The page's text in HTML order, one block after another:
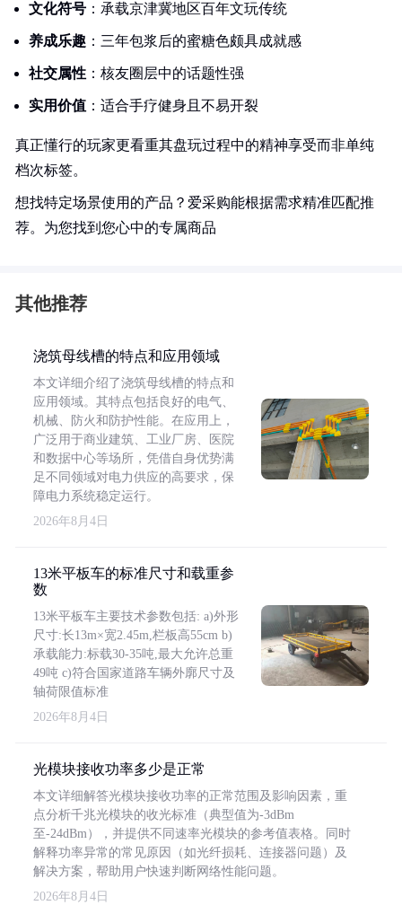
文化符号 ：承载京津冀地区百年文玩传统
养成乐趣 ：三年包浆后的蜜糖色颇具成就感
社交属性 ：核友圈层中的话题性强
实用价值 ：适合手疗健身且不易开裂
真正懂行的玩家更看重其盘玩过程中的精神享受而非单纯
档次标签。
想找特定场景使用的产品？爱采购能根据需求精准匹配推
荐。为您找到您心中的专属商品
其他推荐
浇筑母线槽的特点和应用领域
本文详细介绍了浇筑母线槽的特点和
应用领域。其特点包括良好的电气、
机械、防火和防护性能。在应用上，
广泛用于商业建筑、工业厂房、医院
和数据中心等场所，凭借自身优势满
足不同领域对电力供应的高要求，保
障电力系统稳定运行。
2026年8月4日
13米平板车的标准尺寸和载重参
数
13米平板车主要技术参数包括: a)外形
尺寸:长13m×宽2.45m,栏板高55cm b)
承载能力:标载30-35吨,最大允许总重
49吨 c)符合国家道路车辆外廓尺寸及
轴荷限值标准
2026年8月4日
光模块接收功率多少是正常
本文详细解答光模块接收功率的正常范围及影响因素，重
点分析千兆光模块的收光标准（典型值为-3dBm
至-24dBm），并提供不同速率光模块的参考值表格。同时
解释功率异常的常见原因（如光纤损耗、连接器问题）及
解决方案，帮助用户快速判断网络性能问题。
2026年8月4日